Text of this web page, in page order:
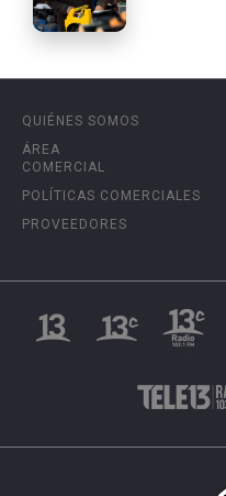
QUIÉNES SOMOS
ÁREA
COMERCIAL
POLÍTICAS COMERCIALES
PROVEEDORES